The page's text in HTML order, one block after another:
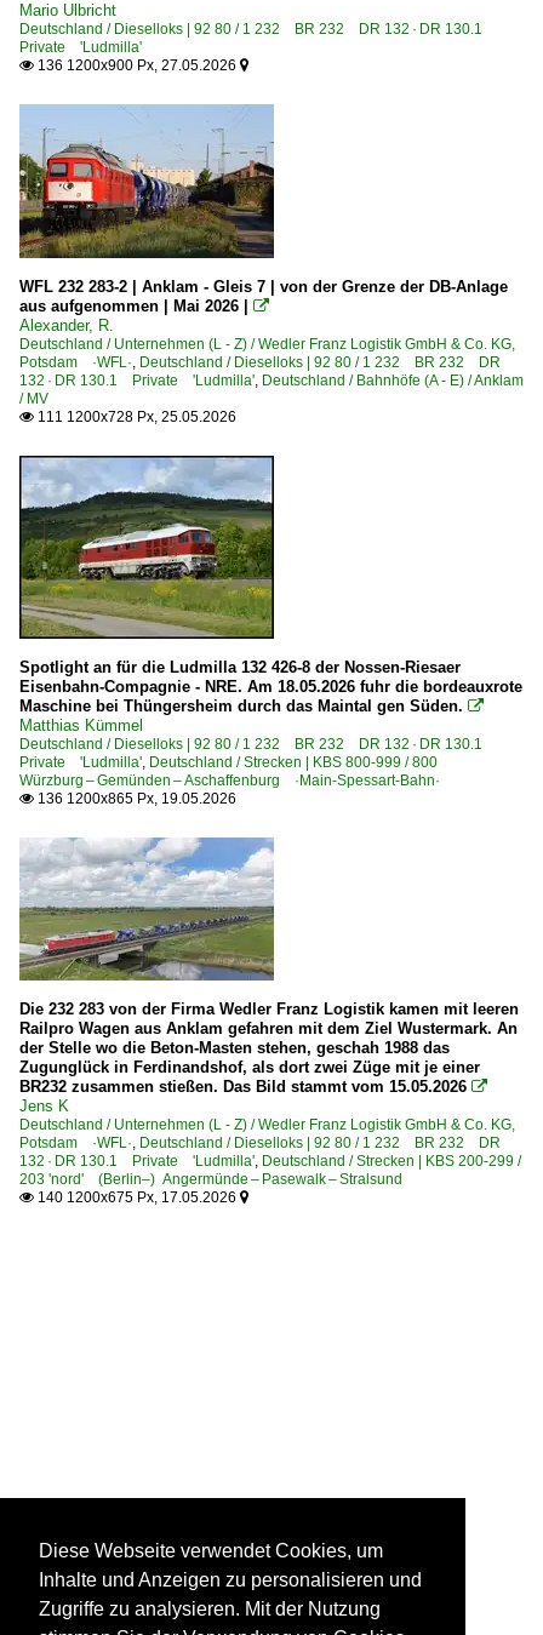
Mario Ulbricht
Deutschland / Dieselloks | 92 80 / 1 232 BR 232 DR 132 · DR 130.1
Private 'Ludmilla'
 136 1200x900 Px, 27.05.2026 
WFL 232 283-2 | Anklam - Gleis 7 | von der Grenze der DB-Anlage
aus aufgenommen | Mai 2026 |

Alexander, R.
Deutschland / Unternehmen (L - Z) / Wedler Franz Logistik GmbH & Co. KG,
Potsdam ·WFL·, Deutschland / Dieselloks | 92 80 / 1 232 BR 232 DR
132 · DR 130.1 Private 'Ludmilla', Deutschland / Bahnhöfe (A - E) / Anklam
/ MV
 111 1200x728 Px, 25.05.2026
Spotlight an für die Ludmilla 132 426-8 der Nossen-Riesaer
Eisenbahn-Compagnie - NRE. Am 18.05.2026 fuhr die bordeauxrote
Maschine bei Thüngersheim durch das Maintal gen Süden. 
Matthias Kümmel
Deutschland / Dieselloks | 92 80 / 1 232 BR 232 DR 132 · DR 130.1
Private 'Ludmilla', Deutschland / Strecken | KBS 800-999 / 800
Würzburg – Gemünden – Aschaffenburg ·Main-Spessart-Bahn·
 136 1200x865 Px, 19.05.2026
Die 232 283 von der Firma Wedler Franz Logistik kamen mit leeren
Railpro Wagen aus Anklam gefahren mit dem Ziel Wustermark. An
der Stelle wo die Beton-Masten stehen, geschah 1988 das
Zugunglück in Ferdinandshof, als dort zwei Züge mit je einer
BR232 zusammen stießen. Das Bild stammt vom 15.05.2026 
Jens K
Deutschland / Unternehmen (L - Z) / Wedler Franz Logistik GmbH & Co. KG,
Potsdam ·WFL·, Deutschland / Dieselloks | 92 80 / 1 232 BR 232 DR
132 · DR 130.1 Private 'Ludmilla', Deutschland / Strecken | KBS 200-299 /
203 'nord' (Berlin–) Angermünde – Pasewalk – Stralsund
 140 1200x675 Px, 17.05.2026 
Diese Webseite verwendet Cookies, um
Inhalte und Anzeigen zu personalisieren und
Zugriffe zu analysieren. Mit der Nutzung